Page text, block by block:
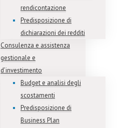
rendicontazione
Predisposizione di
dichiarazioni dei redditi
Consulenza e assistenza
gestionale e
d’investimento
Budget e analisi degli
scostamenti
Predisposizione di
Business Plan